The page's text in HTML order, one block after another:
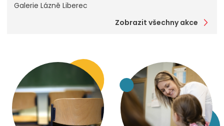
Galerie Lázně Liberec
Zobrazit všechny akce